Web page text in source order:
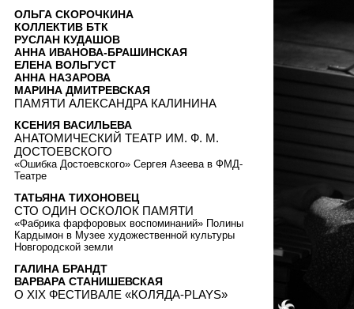
ОЛЬГА СКОРОЧКИНА
КОЛЛЕКТИВ БТК
РУСЛАН КУДАШОВ
АННА ИВАНОВА-БРАШИНСКАЯ
ЕЛЕНА ВОЛЬГУСТ
АННА НАЗАРОВА
МАРИНА ДМИТРЕВСКАЯ
ПАМЯТИ АЛЕКСАНДРА КАЛИНИНА
КСЕНИЯ ВАСИЛЬЕВА
АНАТОМИЧЕСКИЙ ТЕАТР ИМ. Ф. М.
ДОСТОЕВСКОГО
«Ошибка Достоевского» Сергея Азеева в ФМД-
Театре
ТАТЬЯНА ТИХОНОВЕЦ
СТО ОДИН ОСКОЛОК ПАМЯТИ
«Фабрика фарфоровых воспоминаний» Полины
Кардымон в Музее художественной культуры
Новгородской земли
ГАЛИНА БРАНДТ
ВАРВАРА СТАНИШЕВСКАЯ
О XIX ФЕСТИВАЛЕ «КОЛЯДА-PLAYS»